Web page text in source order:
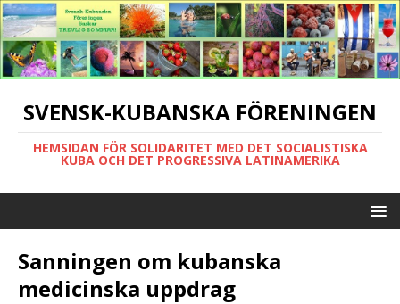
SVENSK-KUBANSKA FÖRENINGEN
HEMSIDAN FÖR SOLIDARITET MED DET SOCIALISTISKA
KUBA OCH DET PROGRESSIVA LATINAMERIKA
Sanningen om kubanska
medicinska uppdrag